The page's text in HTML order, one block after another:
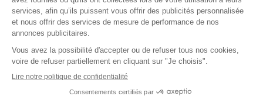
100 % respirant
Levoile extérieur blanc et respirant laisse circuler
l’air, contribuant au
préservation de la santé de la peau, même lors d’un
port prolongé.